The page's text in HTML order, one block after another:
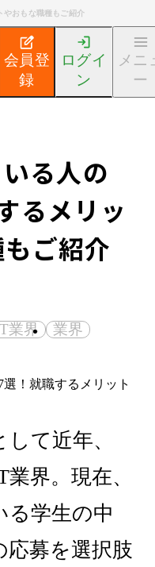
やおもな職種もご紹介
会員登
録
ログイ
ン
メニ
ー
ジニア就活ノウハウ記事
る人の
るメリッ
ご紹介
業界 業界
て近年、
界。現在、
る学生の中
応募を選択肢